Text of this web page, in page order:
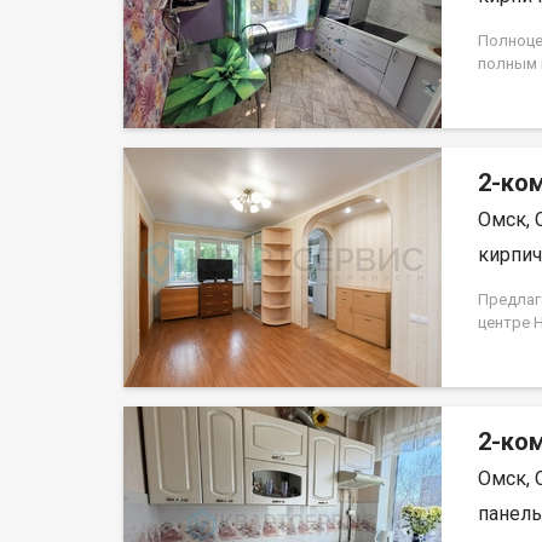
полным
2-
Омск,
центре
Ремонт:
кухне
уложен
2-
Омск,